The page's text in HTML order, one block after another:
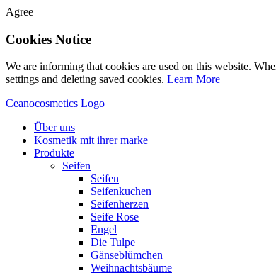
Agree
Cookies Notice
We are informing that cookies are used on this website.
settings and deleting saved cookies. Learn More
Ceanocosmetics Logo
Über uns
Kosmetik mit ihrer marke
Produkte
Seifen
Seifen
Seifenkuchen
Seifenherzen
Seife Rose
Engel
Die Tulpe
Gänseblümchen
Weihnachtsbäume